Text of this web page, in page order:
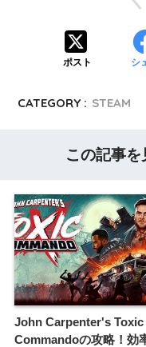
ポスト シ
CATEGORY : STEAM
この記事
John Carpenter's Toxic
Commandoの攻略！効